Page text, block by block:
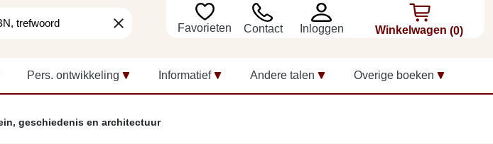
clear Favorieten Contact Inloggen Winkelwagen (0)
Pers. ontwikkeling Informatief Andere talen Overige boeken
geschiedenis en architectuur